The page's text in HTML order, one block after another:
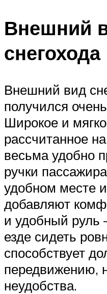
Внешний
снегохода
Внешний вид
получился
Широкое и
рассчитанное
весьма удобно
ручки
удобном месте
добавляют
и удобный руль
езде сидеть
способствует
передвижению,
неудобства.